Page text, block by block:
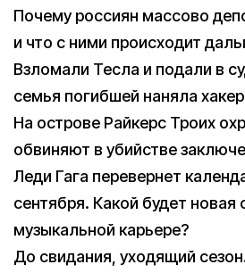
Почему россиян массово
и что с ними происходит
Взломали Тесла и подали в
семья погибшей наняла
На острове Райкерс Троих
обвиняют в убийстве
Леди Гага перевернет
сентября. Какой будет новая
музыкальной карьере?
До свидания, уходящий